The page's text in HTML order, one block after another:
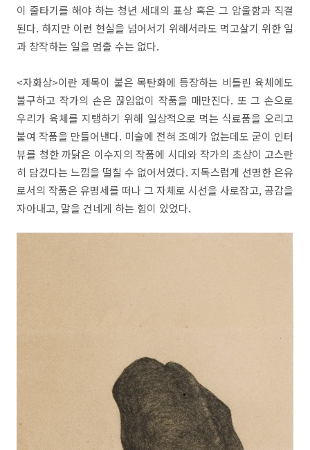
이 줄타기를 해야 하는 청년 세대의 표상 혹은 그 암울함과 직결
된다. 하지만 이런 현실을 넘어서기 위해서라도 먹고살기 위한 일
과 창작하는 일을 멈출 수는 없다.
<자화상>이란 제목이 붙은 목탄화에 등장하는 비틀린 육체에도
불구하고 작가의 손은 끊임없이 작품을 매만진다. 또 그 손으로
우리가 육체를 지탱하기 위해 일상적으로 먹는 식료품을 오리고
붙여 작품을 만들어낸다. 미술에 전혀 조예가 없는데도 굳이 인터
뷰를 청한 까닭은 이수지의 작품에 시대와 작가의 초상이 고스란
히 담겼다는 느낌을 떨칠 수 없어서였다. 지독스럽게 선명한 은유
로서의 작품은 유명세를 떠나 그 자체로 시선을 사로잡고, 공감을
자아내고, 말을 건네게 하는 힘이 있었다.